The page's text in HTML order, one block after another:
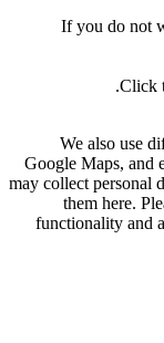
If you do
We also
Google Maps,
may collect
them
functionality